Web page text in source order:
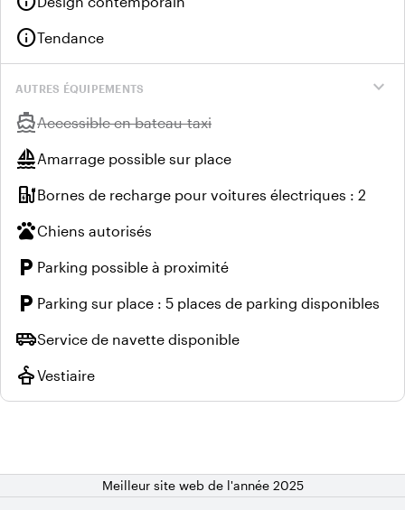
infoTendance
expand_more
AUTRES ÉQUIPEMENTS
directions_boatIndisponible :
Accessible en bateau-taxi
sailingAmarrage possible sur place
ev_stationBornes de recharge pour voitures électriques : 2
petsChiens autorisés
local_parking Parking possible à proximité
local_parking Parking sur place : 5 places de parking disponibles
airport_shuttleService de navette disponible
stylerVestiaire
Meilleur site web de l'année 2025